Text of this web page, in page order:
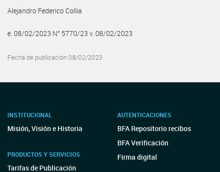
Alejandro Federico Collia
e. 08/02/2023 N° 5770/23 v. 08/02/2023
Fecha de publicación 08/02/2023
INSTITUCIONAL
Misión, Visión e Historia
PRODUCTOS Y SERVICIOS
Tarifas de Publicación
AUTENTICACIONES
BFA Repositorio recibos
BFA Verificación
Firma digital